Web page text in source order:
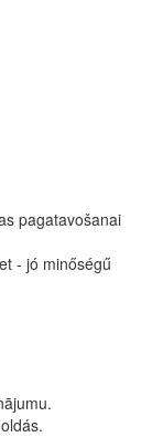
pagatavošanai
- jó minőségű